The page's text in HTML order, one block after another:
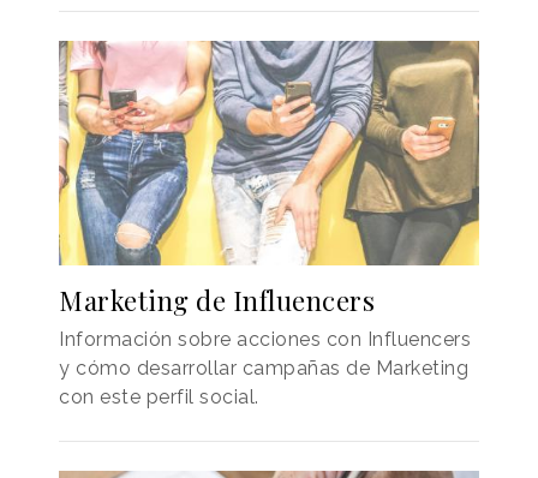
Marketing de Influencers
Información sobre acciones con Influencers
y cómo desarrollar campañas de Marketing
con este perfil social.